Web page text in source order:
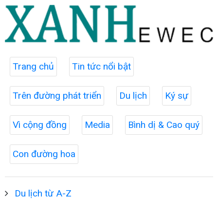
Trang chủ Tin tức nổi bật
Trên đường phát triển Du lịch Ký sự
Vì cộng đồng Media Bình dị & Cao quý
Con đường hoa
Du lịch từ A-Z